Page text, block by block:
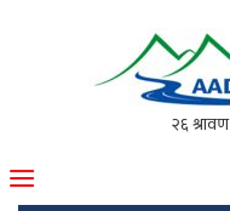
मोफसलकै लोकप्रिय